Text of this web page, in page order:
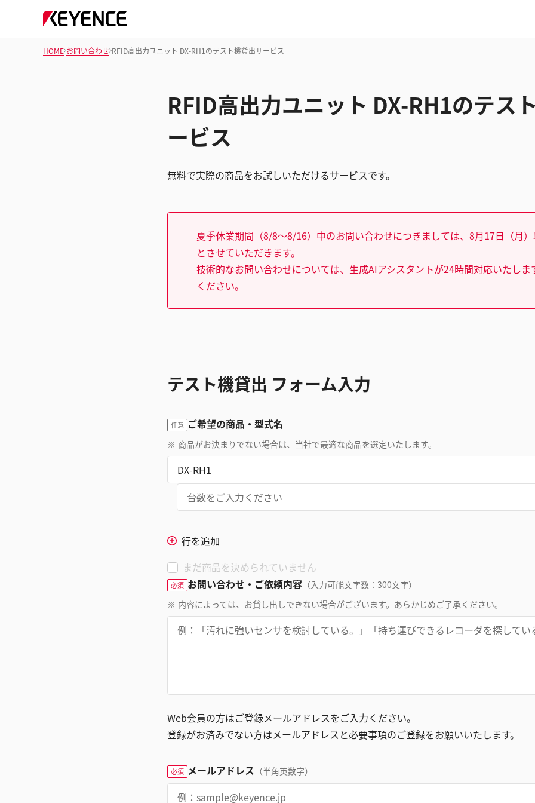
HOME お問い合わせ RFID高出力ユニット DX-RH1のテスト機貸出サービス
RFID高出力ユニット DX-RH1のテス
ービス
無料で実際の商品をお試しいただけるサービスです。
夏季休業期間（8/8～8/16）中のお問い合わせにつきましては、8月17日（月
とさせていただきます。
技術的なお問い合わせについては、生成AIアシスタントが24時間対応いたしま
ください。
テスト機貸出 フォーム入力
任意 ご希望の商品・型式名
※ 商品がお決まりでない場合は、当社で最適な商品を選定いたします。
行を追加
まだ商品を決められていません
必須 お問い合わせ・ご依頼内容 （入力可能文字数：300文字）
※ 内容によっては、お貸し出しできない場合がございます。あらかじめご了承ください。
Web会員の方はご登録メールアドレスをご入力ください。
登録がお済みでない方はメールアドレスと必要事項のご登録をお願いいたします。
必須 メールアドレス （半角英数字）